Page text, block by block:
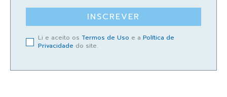
INSCREVER
Li e aceito os Termos de Uso e a Política de
Privacidade do site.